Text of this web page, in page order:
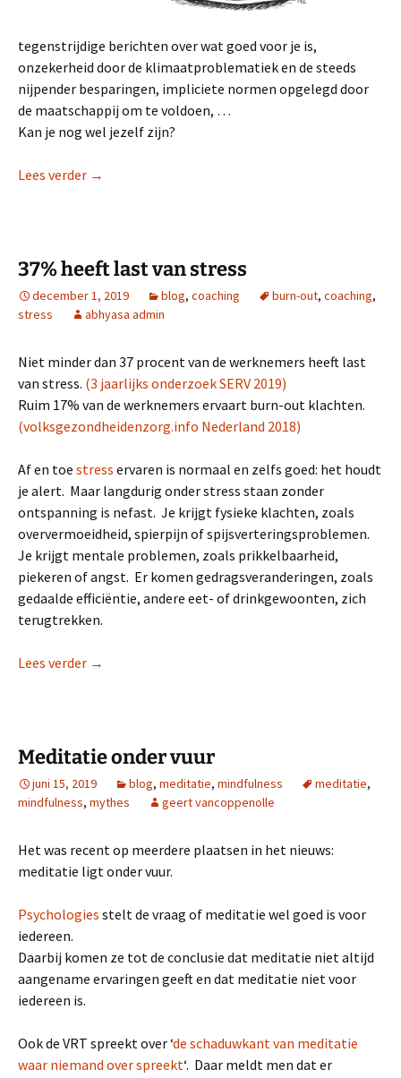
tegenstrijdige berichten over wat goed voor je is,
onzekerheid door de klimaatproblematiek en de steeds
nijpender besparingen, impliciete normen opgelegd door
de maatschappij om te voldoen, …
Kan je nog wel jezelf zijn?
Lees verder Van ‘altijd meer’ naar ‘altijd beter’
→
37% heeft last van stress
december 1, 2019 blog, coaching burn-out, coaching,
stress
abhyasa admin
Niet minder dan 37 procent van de werknemers heeft last
van stress. (3 jaarlijks onderzoek SERV 2019)
Ruim 17% van de werknemers ervaart burn-out klachten.
(volksgezondheidenzorg.info Nederland 2018)
Af en toe stress ervaren is normaal en zelfs goed: het houdt
je alert. Maar langdurig onder stress staan zonder
ontspanning is nefast. Je krijgt fysieke klachten, zoals
oververmoeidheid, spierpijn of spijsverteringsproblemen.
Je krijgt mentale problemen, zoals prikkelbaarheid,
piekeren of angst. Er komen gedragsveranderingen, zoals
gedaalde efficiëntie, andere eet- of drinkgewoonten, zich
terugtrekken.
Lees verder 37% heeft last van stress
→
Meditatie onder vuur
juni 15, 2019 blog, meditatie, mindfulness meditatie,
mindfulness, mythes geert vancoppenolle
Het was recent op meerdere plaatsen in het nieuws:
meditatie ligt onder vuur.
Psychologies stelt de vraag of meditatie wel goed is voor
iedereen.
Daarbij komen ze tot de conclusie dat meditatie niet altijd
aangename ervaringen geeft en dat meditatie niet voor
iedereen is.
Ook de VRT spreekt over ‘de schaduwkant van meditatie
waar niemand over spreekt‘. Daar meldt men dat er